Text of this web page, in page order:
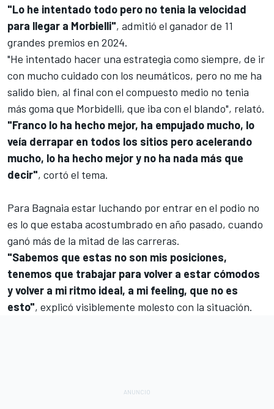
"Lo he intentado todo pero no tenia la velocidad
para llegar a Morbielli", admitió el ganador de 11
grandes premios en 2024.
"He intentado hacer una estrategia como siempre, de ir
con mucho cuidado con los neumáticos, pero no me ha
salido bien, al final con el compuesto medio no tenia
más goma que Morbidelli, que iba con el blando", relató.
"Franco lo ha hecho mejor, ha empujado mucho, lo
veía derrapar en todos los sitios pero acelerando
mucho, lo ha hecho mejor y no ha nada más que
decir", cortó el tema.
Para Bagnaia estar luchando por entrar en el podio no
es lo que estaba acostumbrado en año pasado, cuando
ganó más de la mitad de las carreras.
"Sabemos que estas no son mis posiciones,
tenemos que trabajar para volver a estar cómodos
y volver a mi ritmo ideal, a mi feeling, que no es
esto", explicó visiblemente molesto con la situación.